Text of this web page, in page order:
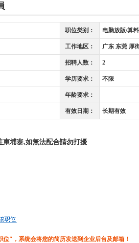
职位类别： 电脑放版/算料
工作地区： 广东 东莞 厚
招聘人数： 2
学历要求： 不限
年龄要求：
有效日期： 长期有效
柬埔寨,如無法配合請勿打擾
"，系统会将您的简历发送到企业后台及邮箱！